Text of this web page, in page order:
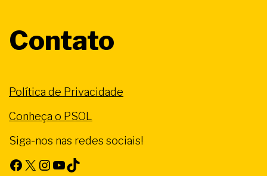
Contato
Política de Privacidade
Conheça o PSOL
Siga-nos nas redes sociais!
Facebook X Instagram Youtube TikTok